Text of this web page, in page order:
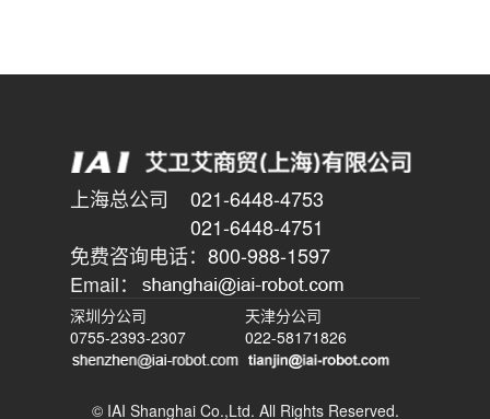
上海总公司 021-6448-4753
021-6448-4751
免费咨询电话： 800-988-1597
Email：
深圳分公司
0755-2393-2307
天津分公司
022-58171826
© IAI Shanghai Co.,Ltd. All Rights Reserved.